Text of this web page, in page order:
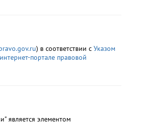
) в соответствии с Указом
портале правовой
является элементом